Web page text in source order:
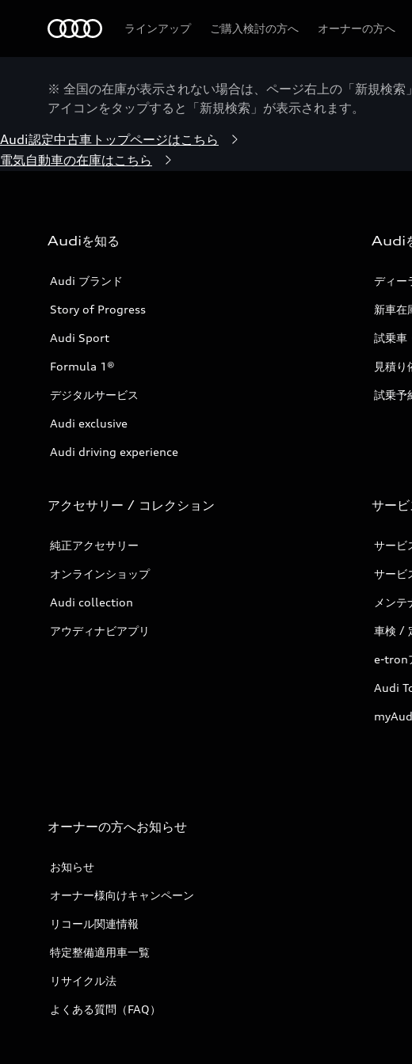
ラインアップ ご購入検討の方へ オーナーの方へ
※ 全国の在庫が表示されない場合は、ページ右上の「新規検
アイコンをタップすると「新規検索」が表示されます。
Audi認定中古車トップページはこちら
電気自動車の在庫はこちら
Audiを知る
Audi ブランド
Story of Progress
Audi Sport
Formula 1®
デジタルサービス
Audi exclusive
Audi driving experience
Audi
ディー
新車在
試乗車
見積り
試乗予
アクセサリー / コレクション
純正アクセサリー
オンラインショップ
Audi collection
アウディナビアプリ
サービ
サービ
サービ
メンテ
車検 /
e-tron
Audi
オーナーの方へお知らせ
お知らせ
オーナー様向けキャンペーン
リコール関連情報
特定整備適用車一覧
リサイクル法
よくある質問（FAQ）